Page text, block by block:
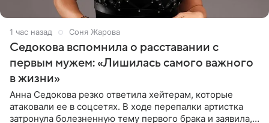
1 час назад Соня Жарова
Седокова вспомнила о расставании с
первым мужем: «Лишилась самого важного
в жизни»
Анна Седокова резко ответила хейтерам, которые
атаковали ее в соцсетях. В ходе перепалки артистка
затронула болезненную тему первого брака и заявила,